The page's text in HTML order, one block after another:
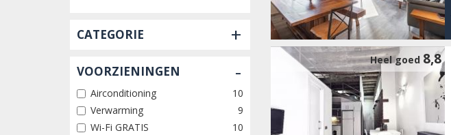
CATEGORIE +
VOORZIENINGEN -
Airconditioning
10
Verwarming
9
Wi-Fi GRATIS
10
Heel goed 8,8